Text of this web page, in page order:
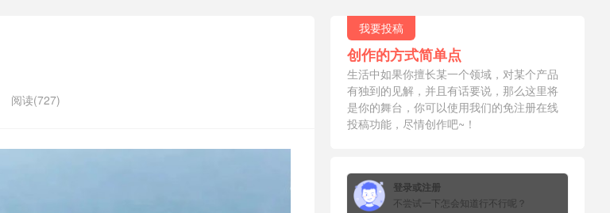
阅读(727)
我要投稿
创作的方式简单点
生活中如果你擅长某一个领域，对某个产品
有独到的见解，并且有话要说，那么这里将
是你的舞台，你可以使用我们的免注册在线
投稿功能，尽情创作吧~！
登录或注册
不尝试一下怎会知道行不行呢？